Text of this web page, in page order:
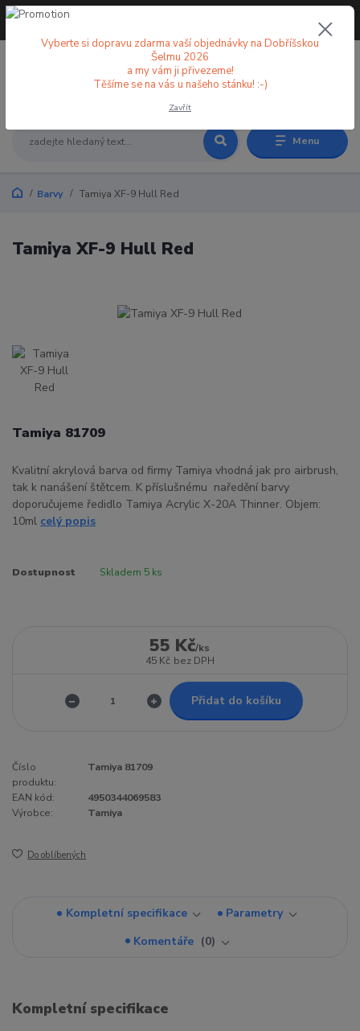
Menu
+420 773 998 582
Barvy Tamiya XF-9 Hull Red
Tamiya XF-9 Hull Red
Tamiya 81709
Kvalitní akrylová barva od firmy Tamiya vhodná jak pro airbrush,
tak k nanášení štětcem. K příslušnému naředění barvy
doporučujeme ředidlo Tamiya Acrylic X-20A Thinner. Objem:
10ml celý popis
Dostupnost Skladem 5 ks
55 Kč/ks
45 Kč bez DPH
Přidat do košíku
Číslo
produktu:
Tamiya 81709
EAN kód:
4950344069583
Výrobce:
Tamiya
Do oblíbených
Kompletní specifikace
Parametry
Komentáře
0
Kompletní specifikace
Vyberte si dopravu zdarma vaší objednávky na Dobříšskou
Šelmu 2026
a my vám ji přivezeme!
Těšíme se na vás u našeho stánku! :-)
Zavřít